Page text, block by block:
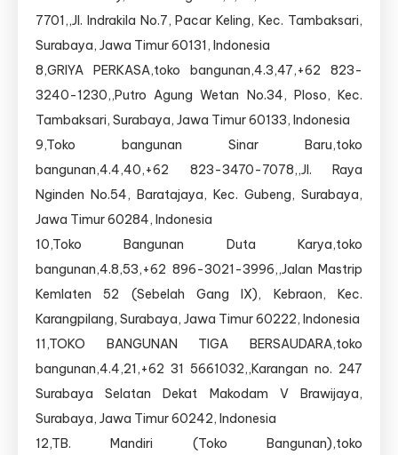
7701,,Jl. Indrakila No.7, Pacar Keling, Kec. Tambaksari,
Surabaya, Jawa Timur 60131, Indonesia
8,GRIYA PERKASA,toko bangunan,4.3,47,+62 823-
3240-1230,,Putro Agung Wetan No.34, Ploso, Kec.
Tambaksari, Surabaya, Jawa Timur 60133, Indonesia
9,Toko bangunan Sinar Baru,toko
bangunan,4.4,40,+62 823-3470-7078,,Jl. Raya
Nginden No.54, Baratajaya, Kec. Gubeng, Surabaya,
Jawa Timur 60284, Indonesia
10,Toko Bangunan Duta Karya,toko
bangunan,4.8,53,+62 896-3021-3996,,Jalan Mastrip
Kemlaten 52 (Sebelah Gang IX), Kebraon, Kec.
Karangpilang, Surabaya, Jawa Timur 60222, Indonesia
11,TOKO BANGUNAN TIGA BERSAUDARA,toko
bangunan,4.4,21,+62 31 5661032,,Karangan no. 247
Surabaya Selatan Dekat Makodam V Brawijaya,
Surabaya, Jawa Timur 60242, Indonesia
12,TB. Mandiri (Toko Bangunan),toko